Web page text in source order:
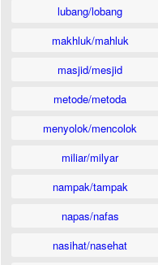
lubang/lobang
makhluk/mahluk
masjid/mesjid
metode/metoda
menyolok/mencolok
miliar/milyar
nampak/tampak
napas/nafas
nasihat/nasehat